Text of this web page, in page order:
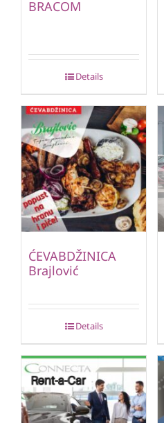
BRACOM
Details
ĆEVABDŽINICA
Brajlović
Details